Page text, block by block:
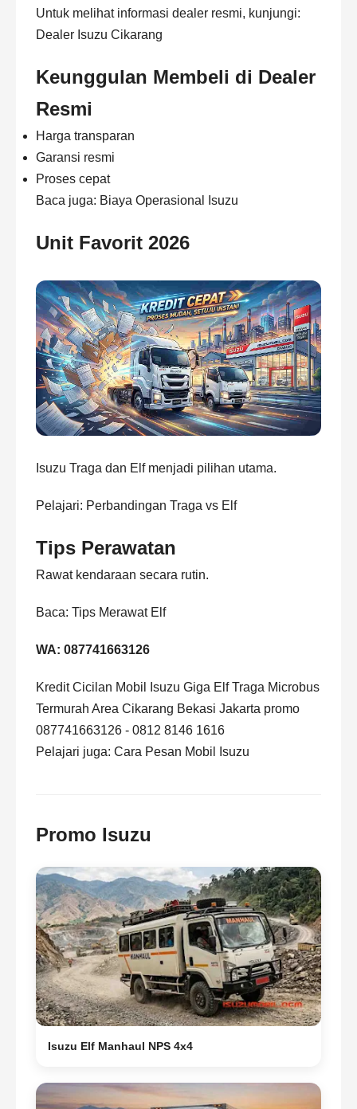
Untuk melihat informasi dealer resmi, kunjungi:
Dealer Isuzu Cikarang
Keunggulan Membeli di Dealer
Resmi
Harga transparan
Garansi resmi
Proses cepat
Baca juga: Biaya Operasional Isuzu
Unit Favorit 2026
Isuzu Traga dan Elf menjadi pilihan utama.
Pelajari: Perbandingan Traga vs Elf
Tips Perawatan
Rawat kendaraan secara rutin.
Baca: Tips Merawat Elf
WA: 087741663126
Kredit Cicilan Mobil Isuzu Giga Elf Traga Microbus
Termurah Area Cikarang Bekasi Jakarta promo
087741663126 - 0812 8146 1616
Pelajari juga: Cara Pesan Mobil Isuzu
Promo Isuzu
Isuzu Elf Manhaul NPS 4x4